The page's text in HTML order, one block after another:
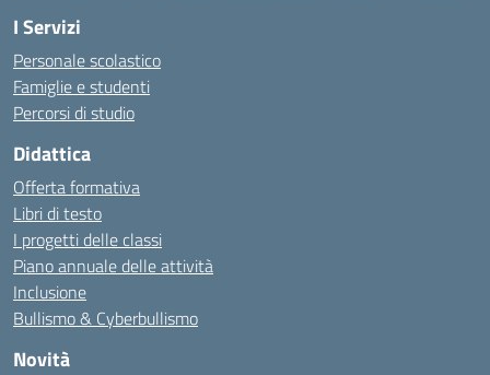
I Servizi
Personale scolastico
Famiglie e studenti
Percorsi di studio
Didattica
Offerta formativa
Libri di testo
I progetti delle classi
Piano annuale delle attività
Inclusione
Bullismo & Cyberbullismo
Novità